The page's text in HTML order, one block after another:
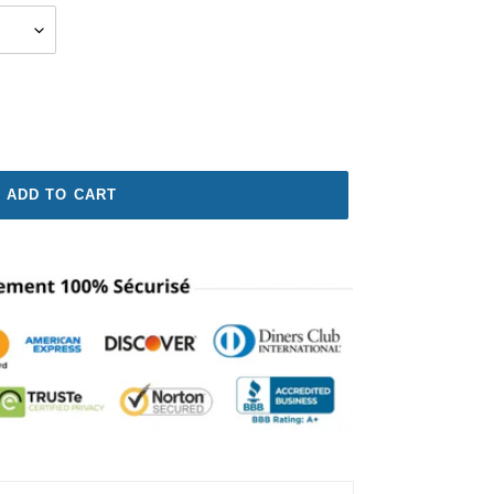
ADD TO CART